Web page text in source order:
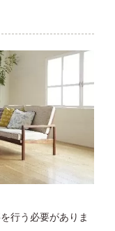
行う必要がありま